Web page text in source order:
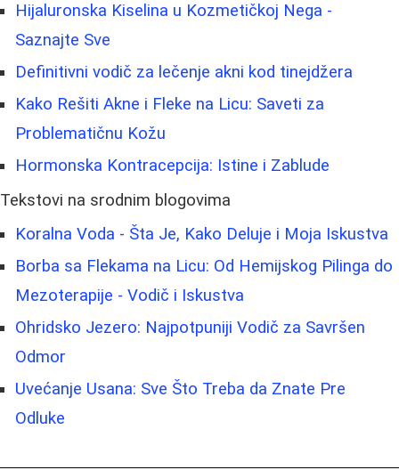
Hijaluronska Kiselina u Kozmetičkoj Nega -
Saznajte Sve
Definitivni vodič za lečenje akni kod tinejdžera
Kako Rešiti Akne i Fleke na Licu: Saveti za
Problematičnu Kožu
Hormonska Kontracepcija: Istine i Zablude
Tekstovi na srodnim blogovima
Koralna Voda - Šta Je, Kako Deluje i Moja Iskustva
Borba sa Flekama na Licu: Od Hemijskog Pilinga do
Mezoterapije - Vodič i Iskustva
Ohridsko Jezero: Najpotpuniji Vodič za Savršen
Odmor
Uvećanje Usana: Sve Što Treba da Znate Pre
Odluke